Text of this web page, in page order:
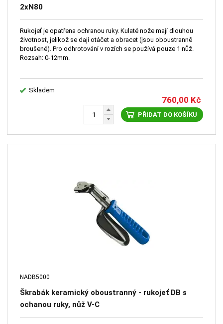
2xN80
Rukojeť je opatřena ochranou ruky. Kulaté nože mají dlouhou
životnost, jelikož se dají otáčet a obracet (jsou oboustranně
broušené). Pro odhrotování v rozích se používá pouze 1 nůž.
Rozsah: 0-12mm.
Skladem
760,00 Kč
PŘIDAT DO KOŠÍKU
NADB5000
Škrabák keramický oboustranný - rukojeť DB s
ochanou ruky, nůž V-C